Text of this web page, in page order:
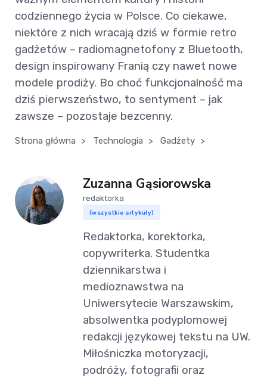
codziennego życia w Polsce. Co ciekawe,
niektóre z nich wracają dziś w formie retro
gadżetów – radiomagnetofony z Bluetooth,
design inspirowany Franią czy nawet nowe
modele prodiży. Bo choć funkcjonalność ma
dziś pierwszeństwo, to sentyment – jak
zawsze – pozostaje bezcenny.
Strona główna > Technologia > Gadżety >
Zuzanna Gąsiorowska
redaktorka
(wszystkie artykuły)
Redaktorka, korektorka,
copywriterka. Studentka
dziennikarstwa i
medioznawstwa na
Uniwersytecie Warszawskim,
absolwentka podyplomowej
redakcji językowej tekstu na UW.
Miłośniczka motoryzacji,
podróży, fotografii oraz